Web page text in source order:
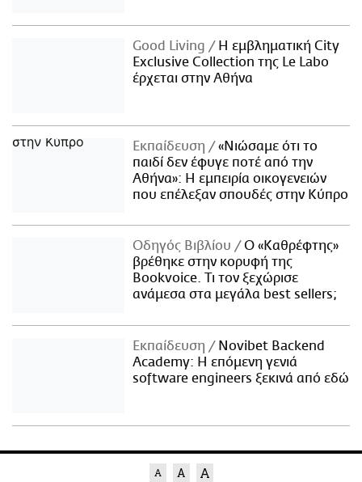
Good Living
Η εμβληματική City
Exclusive Collection της Le Labo
έρχεται στην Αθήνα
Εκπαίδευση
«Νιώσαμε ότι το
παιδί δεν έφυγε ποτέ από την
Αθήνα»: Η εμπειρία οικογενειών
που επέλεξαν σπουδές στην Κύπρο
Οδηγός Βιβλίου
Ο «Καθρέφτης»
βρέθηκε στην κορυφή της
Bookvoice. Τι τον ξεχώρισε
ανάμεσα στα μεγάλα best sellers;
Εκπαίδευση
Novibet Backend
Academy: Η επόμενη γενιά
software engineers ξεκινά από εδώ